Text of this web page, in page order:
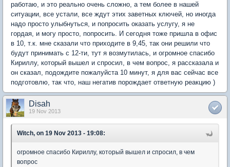
работаю, и это реально очень сложно, а тем более в нашей
ситуации, все устали, все ждут этих заветных ключей, но иногда
надо просто улыбнуться, и попросить оказать услугу, я не
гордая, и могу просто, попросить. И сегодня тоже пришла в офис
в 10, т.к. мне сказали что приходите в 9,45, так они решили что
будут принимать с 12-ти, тут я возмутилась, и огромное спасибо
Кириллу, который вышел и спросил, в чем вопрос, я рассказала и
он сказал, подождите пожалуйста 10 минут, я для вас сейчас все
подготовлю, так что, наш негатив порождает ответную реакцию )
Disah
19 Nov 2013
Witch, on 19 Nov 2013 - 19:08:
огромное спасибо Кириллу, который вышел и спросил, в чем
вопрос